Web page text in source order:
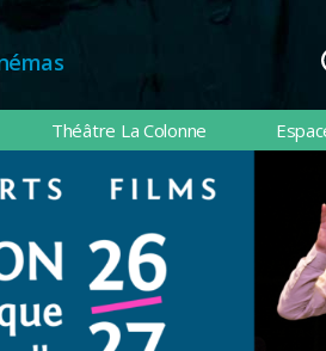
Théâtre La Colonne